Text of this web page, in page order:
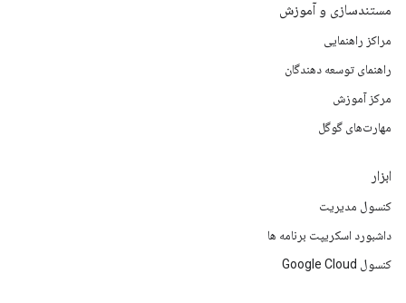
مستندسازی و آموزش
مراکز راهنمایی
راهنمای توسعه دهندگان
مرکز آموزش
مهارت‌های گوگل
ابزار
کنسول مدیریت
داشبورد اسکریپت برنامه ها
کنسول Google Cloud